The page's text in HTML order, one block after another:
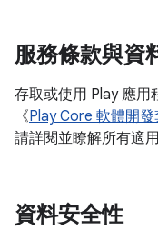
服務條款與資
存取或使用 Play 應
《Play Core 軟體開
請詳閱並瞭解所有適
資料安全性